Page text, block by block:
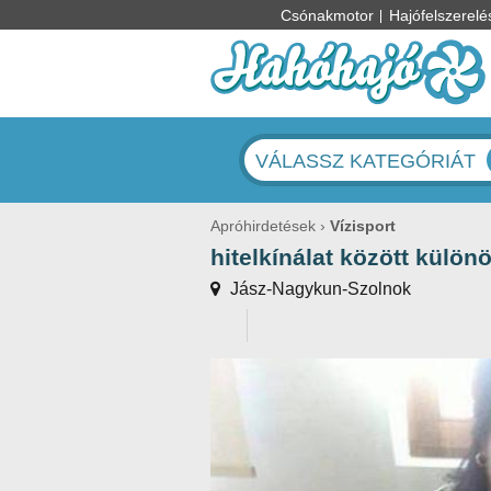
Csónakmotor
VÁLASSZ KATEGÓRIÁT
Apróhirdetések Vízisport
hitelkínálat között
Jász-Nagykun-Szolnok